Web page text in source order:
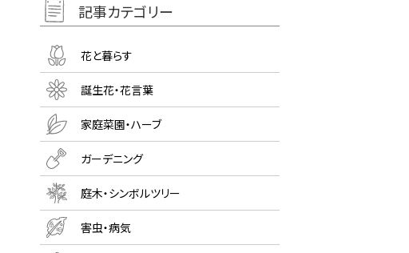
記事カテゴリー
花と暮らす
誕生花・花言葉
家庭菜園・ハーブ
ガーデニング
庭木・シンボルツリー
害虫・病気